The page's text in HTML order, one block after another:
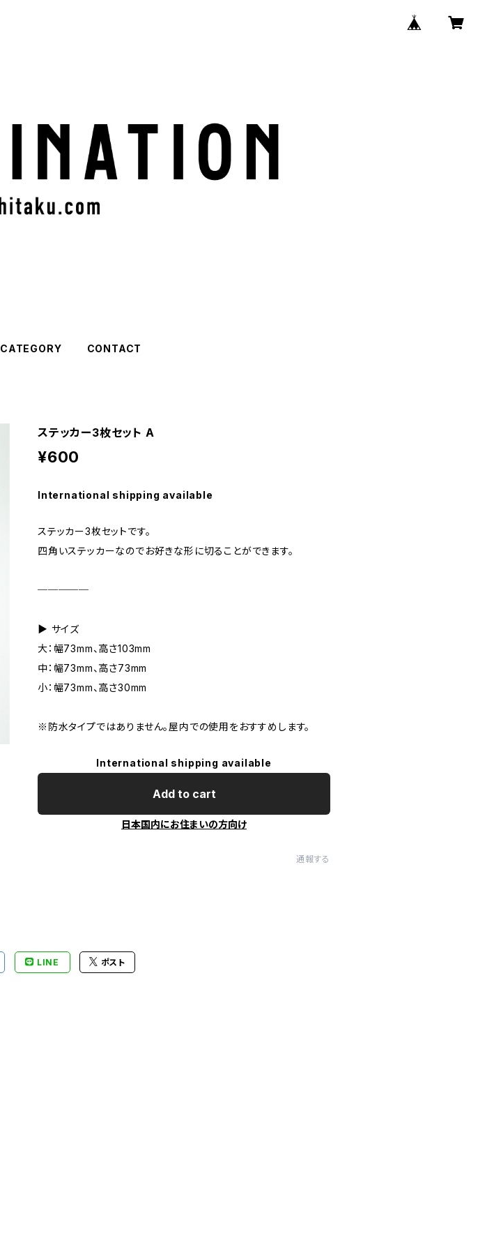
CATEGORY CONTACT
ステッカー3枚セット A
¥600
International shipping available
ステッカー3枚セットです。
四角いステッカーなのでお好きな形に切ることができます。
─────
▶︎ サイズ
大：幅73mm、高さ103mm
中：幅73mm、高さ73mm
小：幅73mm、高さ30mm
※防水タイプではありません。屋内での使用をおすすめします。
International shipping available
Add to cart
日本国内にお住まいの方向け
通報する
LINE ポスト